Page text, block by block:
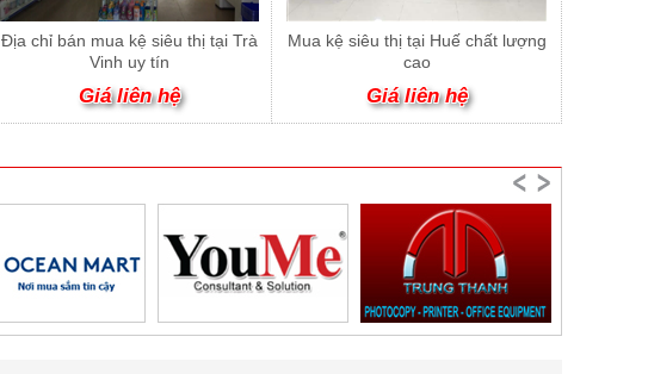
Địa chỉ bán mua kệ siêu thị tại Trà
Vinh uy tín
Giá liên hệ
Mua kệ siêu thị tại Huế chất lượng
cao
Giá liên hệ